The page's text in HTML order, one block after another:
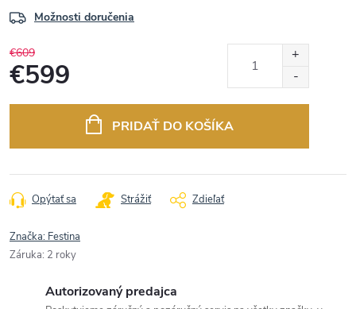
Možnosti doručenia
€609
€599
PRIDAŤ DO KOŠÍKA
Opýtať sa Strážiť Zdieľať
Značka: Festina
Záruka: 2 roky
Autorizovaný predajca